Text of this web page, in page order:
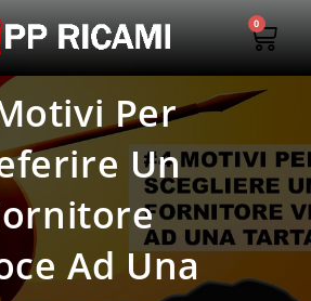
0
Per
Un
Ad Una